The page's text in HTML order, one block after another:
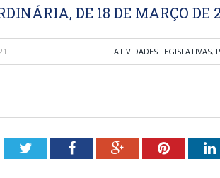
DE 18 DE MARÇO DE
ATIVIDADES LEGISLATIVAS,
TwitterFacebookGoogle+Pinterest